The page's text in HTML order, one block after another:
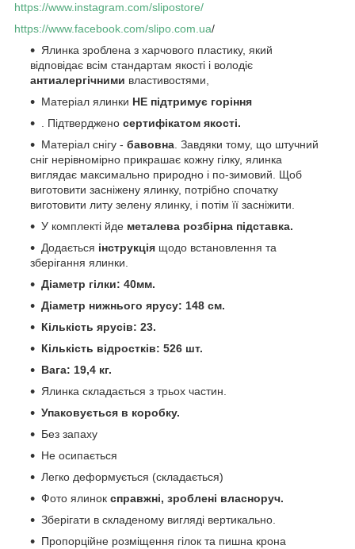
https://www.instagram.com/slipostore/
https://www.facebook.com/slipo.com.ua/
Ялинка зроблена з харчового пластику, який
відповідає всім стандартам якості і володіє
антиалергічними властивостями,
Матеріал ялинки НЕ підтримує горіння
. Підтверджено сертифікатом якості.
Матеріал снігу - бавовна. Завдяки тому, що штучний
сніг нерівномірно прикрашає кожну гілку, ялинка
виглядає максимально природно і по-зимовий. Щоб
виготовити засніжену ялинку, потрібно спочатку
виготовити литу зелену ялинку, і потім її засніжити.
У комплекті йде металева розбірна підставка.
Додається інструкція щодо встановлення та
зберігання ялинки.
Діаметр гілки: 40мм.
Діаметр нижнього ярусу: 148 см.
Кількість ярусів: 23.
Кількість відростків: 526 шт.
Вага: 19,4 кг.
Ялинка складається з трьох частин.
Упаковується в коробку.
Без запаху
Не осипається
Легко деформується (складається)
Фото ялинок справжні, зроблені власноруч.
Зберігати в складеному вигляді вертикально.
Пропорційне розміщення гілок та пишна крона